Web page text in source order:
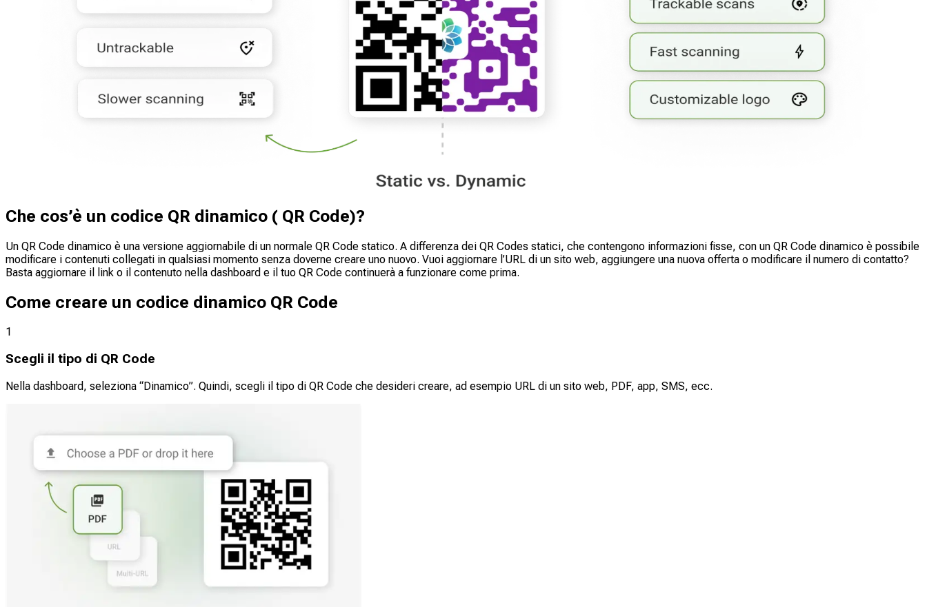
Che cos’è un codice QR dinamico ( QR Code)?
Un QR Code dinamico è una versione aggiornabile di un normale QR Code statico. A differenza dei QR Codes statici, che contengono informazioni fisse, con un QR Code dinamico è possibile
modificare i contenuti collegati in qualsiasi momento senza doverne creare uno nuovo. Vuoi aggiornare l’URL di un sito web, aggiungere una nuova offerta o modificare il numero di contatto?
Basta aggiornare il link o il contenuto nella dashboard e il tuo QR Code continuerà a funzionare come prima.
Come creare un codice dinamico QR Code
1
Scegli il tipo di QR Code
Nella dashboard, seleziona “Dinamico”. Quindi, scegli il tipo di QR Code che desideri creare, ad esempio URL di un sito web, PDF, app, SMS, ecc.